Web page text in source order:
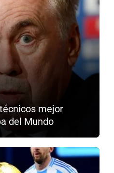
mejor
del Mundo